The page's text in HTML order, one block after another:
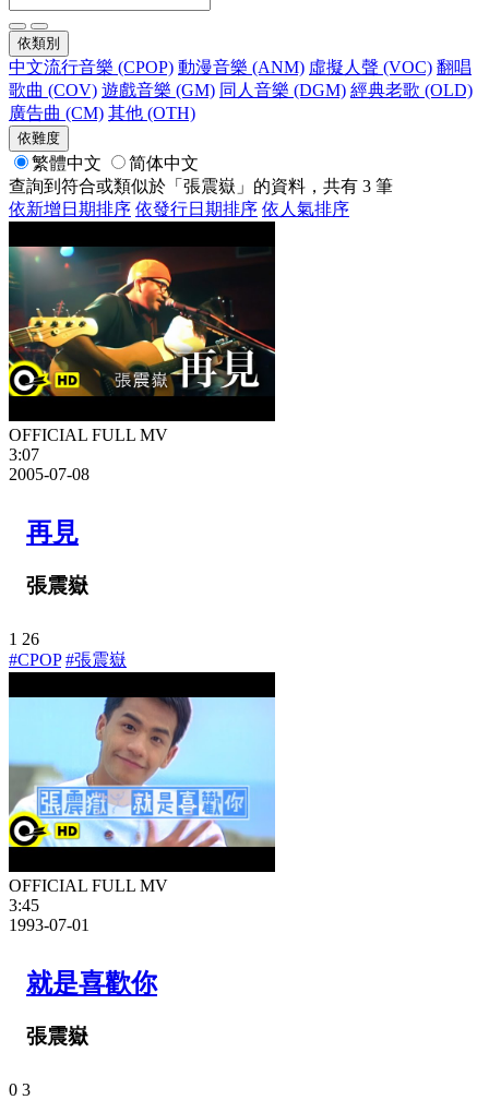
依類別
中文流行音樂 (CPOP) 動漫音樂 (ANM) 虛擬人聲 (VOC) 翻唱
歌曲 (COV) 遊戲音樂 (GM) 同人音樂 (DGM) 經典老歌 (OLD)
廣告曲 (CM) 其他 (OTH)
依難度
繁體中文
简体中文
查詢到符合或類似於「張震嶽」的資料，共有 3 筆
依新增日期排序 依發行日期排序 依人氣排序
OFFICIAL FULL MV
3:07
2005-07-08
再見
張震嶽
1 26
#CPOP #張震嶽
OFFICIAL FULL MV
3:45
1993-07-01
就是喜歡你
張震嶽
0 3